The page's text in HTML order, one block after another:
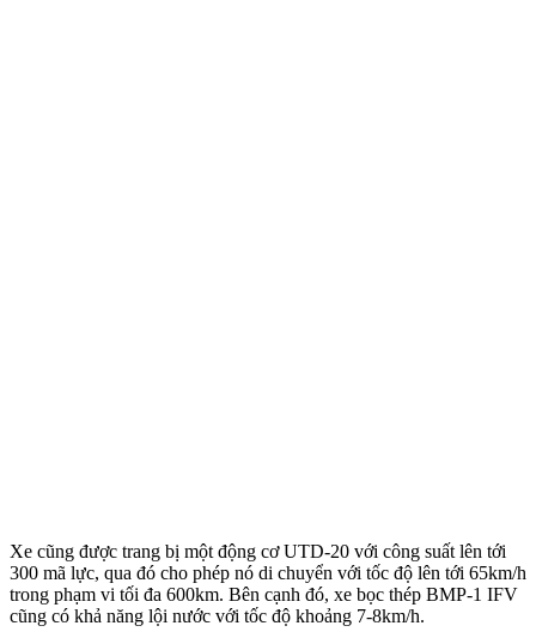
Xe cũng được trang bị một động cơ UTD-20 với công suất lên tới
300 mã lực, qua đó cho phép nó di chuyển với tốc độ lên tới 65km/h
trong phạm vi tối đa 600km. Bên cạnh đó, xe bọc thép BMP-1 IFV
cũng có khả năng lội nước với tốc độ khoảng 7-8km/h.